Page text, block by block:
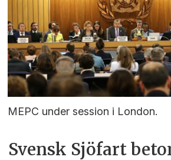
MEPC under session i London.
Svensk Sjöfart